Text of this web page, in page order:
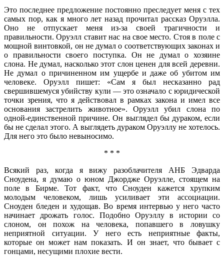
Это последнее предложение постоянно преследует меня с тех
самых пор, как я много лет назад прочитал рассказ Оруэлла.
Оно не отпускает меня из-за своей трагичности и
правильности. Оруэлл ставит нас на свое место. Стоя в поле с
мощной винтовкой, он не думал о соответствующих законах и
о правильности своего поступка. Он не думал о хозяине
слона. Не думал, насколько этот слон ценен для всей деревни.
Не думал о причиненном им ущербе и даже об убитом им
человеке. Оруэлл пишет: «Сам я был несказанно рад
свершившемуся убийству кули — это означало с юридической
точки зрения, что я действовал в рамках закона и имел все
основания застрелить животное». Оруэлл убил слона по
одной-единственной причине. Он выглядел бы дураком, если
бы не сделал этого. А выглядеть дураком Оруэллу не хотелось.
Для него это было невыносимо.
* * *
Всякий раз, когда я вижу разоблачителя АНБ Эдварда
Сноудена, я думаю о юном Джордже Оруэлле, стоящем на
поле в Бирме. Тот факт, что Сноуден кажется хрупким
молодым человеком, лишь усиливает эти ассоциации.
Сноуден бледен и худощав. Во время интервью у него часто
начинает дрожать голос. Подобно Оруэллу в истории со
слоном, он похож на человека, попавшего в ловушку
неприятной ситуации. У него есть неприятные факты,
которые он может нам показать. И он знает, что бывает с
гонцами, несущими плохие вести.